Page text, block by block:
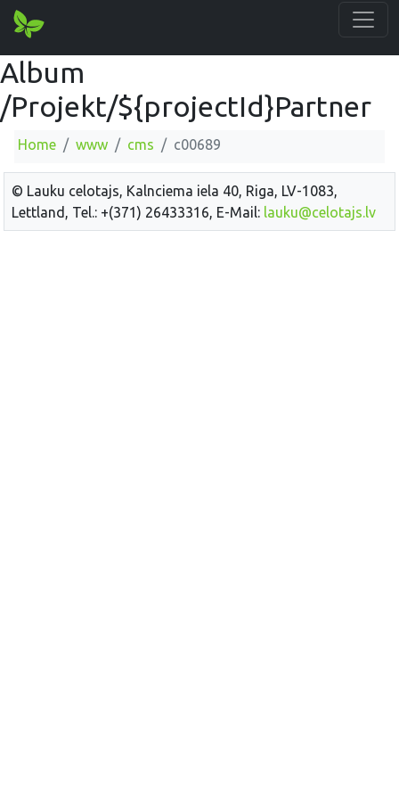
Album
/Projekt/${projectId}Partner
Home www cms c00689
© Lauku celotajs, Kalnciema iela 40, Riga, LV-1083,
Lettland, Tel.: +(371) 26433316, E-Mail: lauku@celotajs.lv